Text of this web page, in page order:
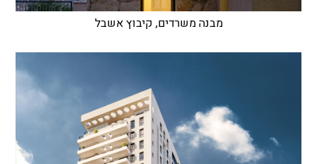
מבנה משרדים, קיבוץ אשבל